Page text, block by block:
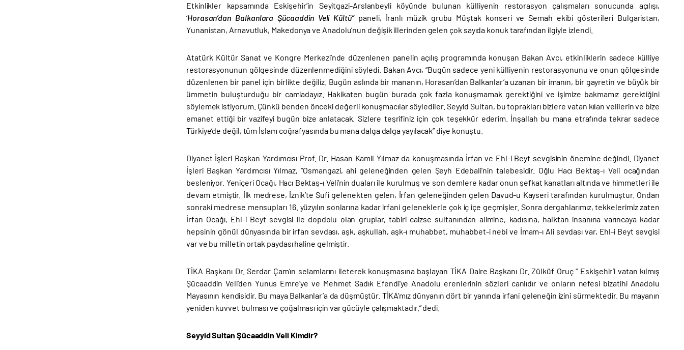
Etkinlikler kapsamında Eskişehir’in Seyitgazi-Arslanbeyli köyünde bulunan külliyenin restorasyon çalışmaları sonucunda açılışı,
‘Horasan’dan Balkanlara Şücaaddin Veli Kültü”paneli, İranlı müzik grubu Müştak konseri ve Semah ekibi gösterileri Bulgaristan,
Yunanistan, Arnavutluk, Makedonya ve Anadolu’nun değişik illerinden gelen çok sayıda konuk tarafından ilgiyle izlendi.
Atatürk Kültür Sanat ve Kongre Merkezi’nde düzenlenen panelin açılış programında konuşan Bakan Avcı, etkinliklerin sadece külliye
restorasyonunun gölgesinde düzenlenmediğini söyledi. Bakan Avcı, “Bugün sadece yeni külliyenin restorasyonunu ve onun gölgesinde
düzenlenen bir panel için birlikte değiliz. Bugün aslında bir mananın, Horasan’dan Balkanlar’a uzanan bir imanın, bir gayretin ve büyük bir
ümmetin buluşturduğu bir camiadayız. Hakikaten bugün burada çok fazla konuşmamak gerektiğini ve işimize bakmamız gerektiğini
söylemek istiyorum. Çünkü benden önceki değerli konuşmacılar söylediler. Seyyid Sultan, bu toprakları bizlere vatan kılan velilerin ve bize
emanet ettiği bir vazifeyi bugün bize anlatacak. Sizlere teşrifiniz için çok teşekkür ederim. İnşallah bu mana etrafında tekrar sadece
Türkiye’de değil, tüm İslam coğrafyasında bu mana dalga dalga yayılacak” diye konuştu.
Diyanet İşleri Başkan Yardımcısı Prof. Dr. Hasan Kamil Yılmaz da konuşmasında İrfan ve Ehl-i Beyt sevgisinin önemine değindi. Diyanet
İşleri Başkan Yardımcısı Yılmaz, “Osmangazi, ahi geleneğinden gelen Şeyh Edebali’nin talebesidir. Oğlu Hacı Bektaş-ı Veli ocağından
besleniyor. Yeniçeri Ocağı, Hacı Bektaş-ı Veli’nin duaları ile kurulmuş ve son demlere kadar onun şefkat kanatları altında ve himmetleri ile
devam etmiştir. İlk medrese, İznik’te Sufi gelenekten gelen, İrfan geleneğinden gelen Davud-u Kayseri tarafından kurulmuştur. Ondan
sonraki medrese mensupları 16. yüzyılın sonlarına kadar irfani geleneklerle çok iç içe geçmişler. Sonra dergahlarımız, tekkelerimiz zaten
İrfan Ocağı, Ehl-i Beyt sevgisi ile dopdolu olan gruplar, tabiri caizse sultanından alimine, kadısına, halktan insanına varıncaya kadar
hepsinin gönül dünyasında bir irfan sevdası, aşk, aşkullah, aşk-ı muhabbet, muhabbet-i nebi ve İmam-ı Ali sevdası var, Ehl-i Beyt sevgisi
var ve bu milletin ortak paydası haline gelmiştir.
TİKA Başkanı Dr. Serdar Çam’ın selamlarını ileterek konuşmasına başlayan TİKA Daire Başkanı Dr. Zülküf Oruç “ Eskişehir’i vatan kılmış
Şücaaddin Veli’den Yunus Emre’ye ve Mehmet Sadık Efendi’ye Anadolu erenlerinin sözleri canlıdır ve onların nefesi bizatihi Anadolu
Mayasının kendisidir. Bu maya Balkanlar’a da düşmüştür. TİKA’mız dünyanın dört bir yanında irfani geleneğin izini sürmektedir. Bu mayanın
yeniden kuvvet bulması ve çoğalması için var gücüyle çalışmaktadır.” dedi.
Seyyid Sultan Şücaaddin Veli Kimdir?